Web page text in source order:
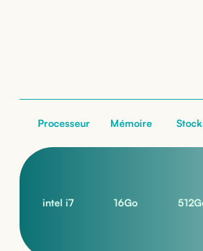
Processeur Mémoire
intel i7 16Go 512